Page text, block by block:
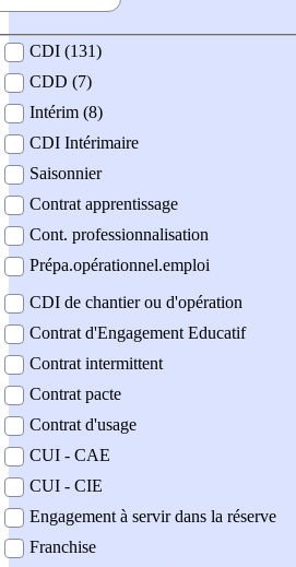
contrat
CDI (131)
CDD (7)
Intérim (8)
CDI Intérimaire
Saisonnier
Contrat apprentissage
Cont. professionnalisation
Prépa.opérationnel.emploi
CDI de chantier ou d'opération
Contrat d'Engagement Educatif
Contrat intermittent
Contrat pacte
Contrat d'usage
CUI - CAE
CUI - CIE
Engagement à servir dans la réserve
Franchise